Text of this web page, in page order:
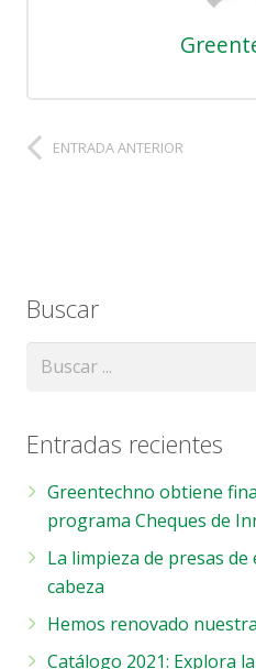
ENTRADA ANTERIOR
Buscar
Entradas recientes
Greentechno obtiene
programa Cheques de
La limpieza de presas
cabeza
Hemos renovado
Catálogo 2021: Explora